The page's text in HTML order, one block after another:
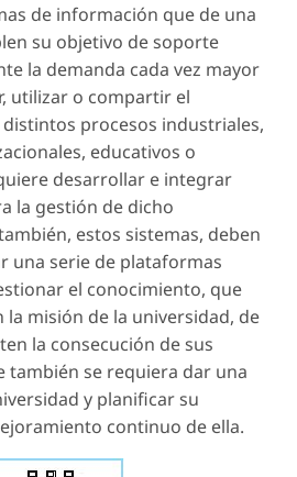
de información que de una
su objetivo de soporte
la demanda cada vez mayor
utilizar o compartir el
procesos industriales,
educativos o
desarrollar e integrar
la gestión de dicho
estos sistemas, deben
una serie de plataformas
el conocimiento, que
la misión de la universidad, de
la consecución de sus
también se requiera dar una
y planificar su
continuo de ella.